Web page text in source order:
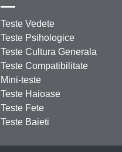
Teste Vedete
Teste Psihologice
Teste Cultura Generala
Teste Compatibilitate
Mini-teste
Teste Haioase
Teste Fete
Teste Baieti